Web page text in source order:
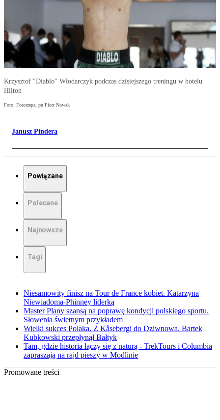
Krzysztof "Diablo" Włodarczyk podczas dzisiejszego treningu w hotelu
Hilton
Foto: Fotorzepa, pn Piotr Nowak
Janusz Pindera
Powiązane
Polecane
Najnowsze
Tagi
Niesamowity finisz na Tour de France kobiet. Katarzyna
Niewiadoma-Phinney liderką
Master Plany szansą na poprawę kondycji polskiego sportu.
Słowenia świetnym przykładem
Wielki sukces Polaka. Z Kåsebergi do Dziwnowa. Bartek
Kubkowski przepłynął Bałtyk
Tam, gdzie historia łączy się z naturą - TrekTours i Columbia
zapraszają na rajd pieszy w Modlinie
Promowane treści